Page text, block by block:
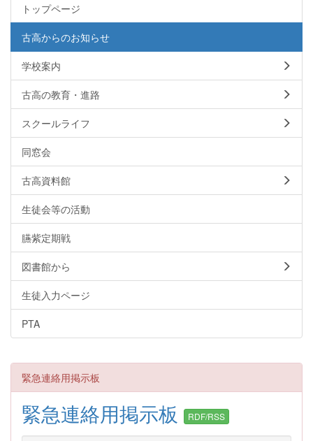
トップページ
古高からのお知らせ
学校案内
古高の教育・進路
スクールライフ
同窓会
古高資料館
生徒会等の活動
臙紫定期戦
図書館から
生徒入力ページ
PTA
緊急連絡用掲示板
緊急連絡用掲示板 RDF/RSS